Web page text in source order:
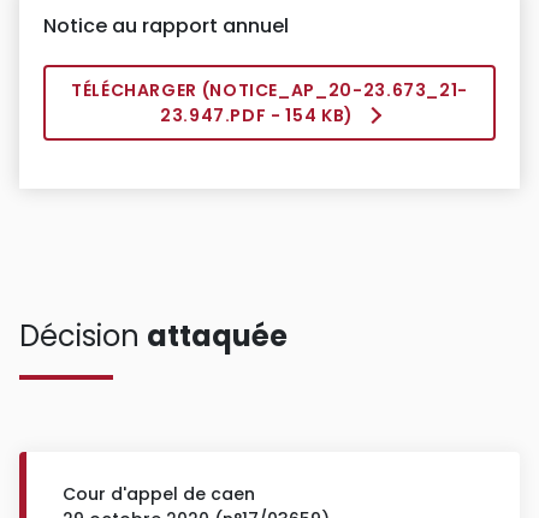
Notice au rapport annuel
TÉLÉCHARGER (NOTICE_AP_20-23.673_21-
23.947.PDF - 154 KB)
Décision attaquée
Cour d'appel de caen